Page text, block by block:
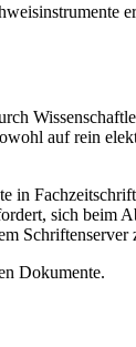
auf rein
in
sich beim
Dokumente.